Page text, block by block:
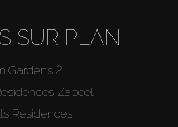
SUR PLAN
Gardens 2
Zabeel
Residences